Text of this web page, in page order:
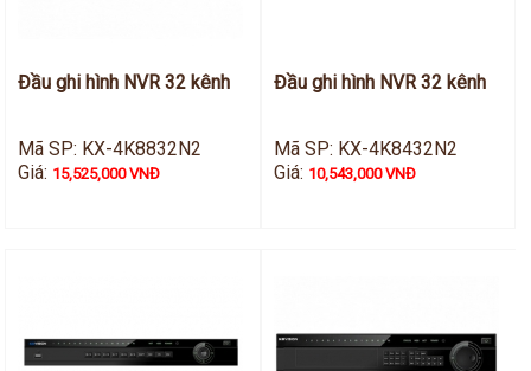
Đầu ghi hình NVR 32 kênh
Mã SP: KX-4K8832N2
Giá: 15,525,000 VNĐ
Đầu ghi hình NVR 32 kênh
Mã SP: KX-4K8432N2
Giá: 10,543,000 VNĐ